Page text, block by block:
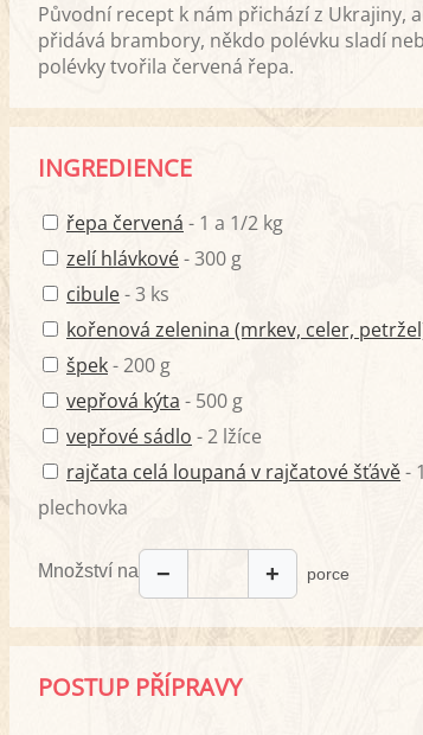
Původní recept k nám přichází z Ukrajiny,
přidává brambory, někdo polévku sladí
polévky tvořila červená řepa.
INGREDIENCE
řepa červená - 1 a 1/2 kg
zelí hlávkové- 300 g
cibule- 3 ks
kořenová zelenina (mrkev, celer,
špek- 200 g
vepřová kýta - 500 g
vepřové sádlo - 2 lžíce
rajčata celá loupaná v rajčatové šťávě- 1
plechovka
Množství na − + porce
POSTUP PŘÍPRAVY